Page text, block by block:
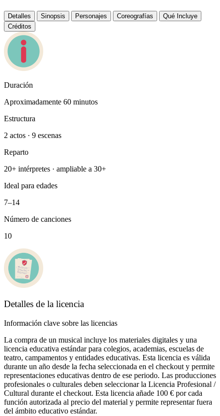
Detalles Sinopsis Personajes Coreografías
Qué Incluye
Créditos
Duración
Aproximadamente 60 minutos
Estructura
2 actos · 9 escenas
Reparto
20+ intérpretes · ampliable a 30+
Ideal para edades
7–14
Número de canciones
10
Detalles de la licencia
Información clave sobre las licencias
La compra de un musical incluye los materiales digitales y una
licencia educativa estándar para colegios, academias, escuelas de
teatro, campamentos y entidades educativas. Esta licencia es válida
durante un año desde la fecha seleccionada en el checkout y permite
representaciones educativas dentro de ese periodo. Las producciones
profesionales o culturales deben seleccionar la Licencia Profesional /
Cultural durante el checkout. Esta licencia añade 100 € por cada
función autorizada al precio del material y permite representar fuera
del ámbito educativo estándar.